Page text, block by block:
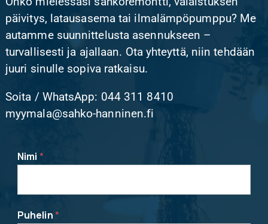
päivitys, latausasema tai ilmalämpöpumppu? Me
autamme suunnittelusta asennukseen –
turvallisesti ja ajallaan. Ota yhteyttä, niin tehdään
juuri sinulle sopiva ratkaisu.
Soita / WhatsApp: 044 311 8410
myymala@sahko-hanninen.fi
Nimi *
Puhelin*